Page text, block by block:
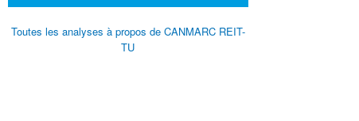
Toutes les analyses à propos de CANMARC REIT-
TU